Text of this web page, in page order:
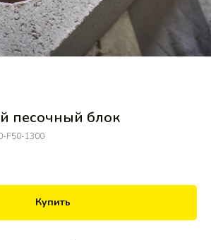
песочный блок
F50-1300
Купить